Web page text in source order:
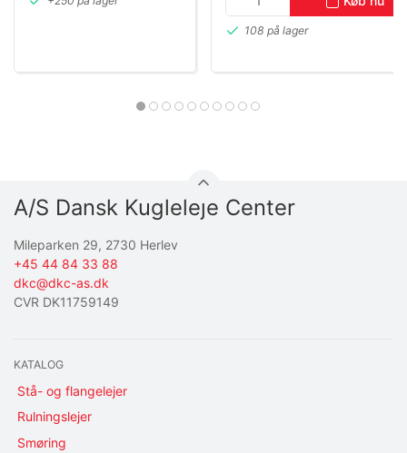
108 på lager
A/S Dansk Kugleleje Center
Mileparken 29, 2730 Herlev
+45 44 84 33 88
dkc@dkc-as.dk
CVR DK11759149
KATALOG
Stå- og flangelejer
Rulningslejer
Smøring